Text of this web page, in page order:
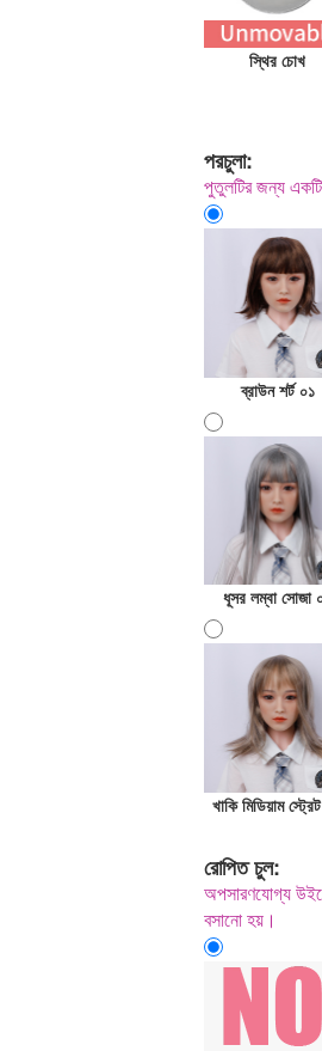
স্থির চোখ
পরচুলা:
পুতুলটির জন্য একটি
ব্রাউন শর্ট ০১
ধূসর লম্বা সোজা
খাকি মিডিয়াম
রোপিত চুল:
অপসারণযোগ্য
বসানো হয়।